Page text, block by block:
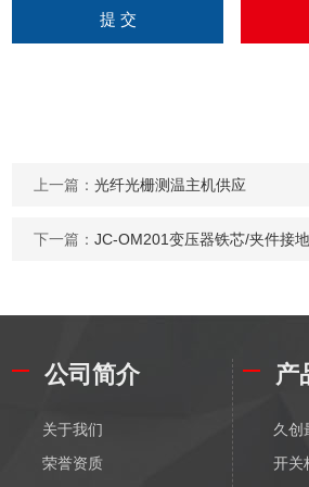
上一篇：光纤光栅测温主机供应
下一篇：JC-OM201变压器铁芯/夹件接
公司简介
关于我们
荣誉资质
产
久创
开关